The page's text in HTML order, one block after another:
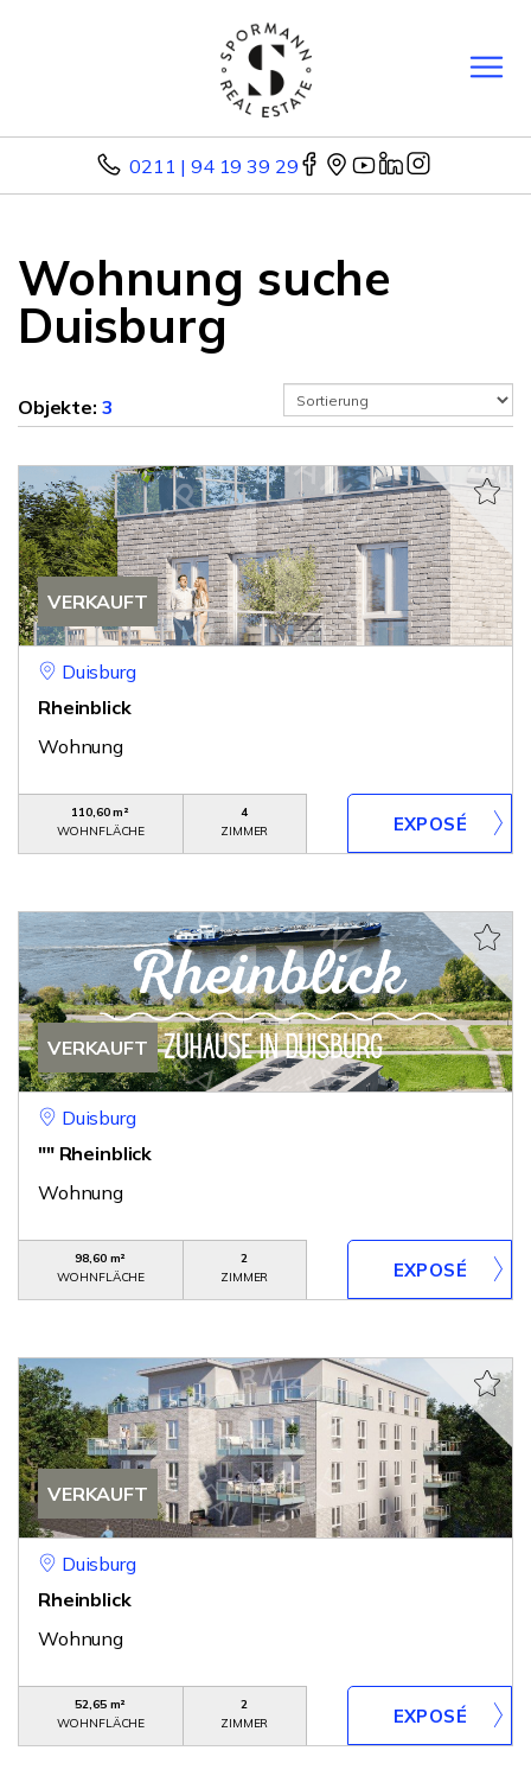
0211 | 94 19 39 29
Wohnung suche
Duisburg
Objekte: 3
VERKAUFT
Duisburg
Rheinblick
Wohnung
110,60 m²
WOHNFLÄCHE
4
ZIMMER
VERKAUFT
Duisburg
"" Rheinblick
Wohnung
98,60 m²
WOHNFLÄCHE
2
ZIMMER
VERKAUFT
Duisburg
Rheinblick
Wohnung
52,65 m²
WOHNFLÄCHE
2
ZIMMER